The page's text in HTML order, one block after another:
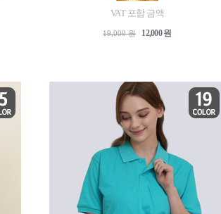
VAT 포함 금액
19,000 원 12,000 원